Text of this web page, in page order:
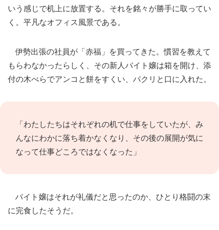
いう感じで机上に放置する。それを銘々が勝手に取ってい
く。平凡なオフィス風景である。
伊勢出張の社員が「赤福」を買ってきた。慣習を教えて
もらわなかったらしく、その新人バイト嬢は箱を開け、添
付の木べらでアンコと餅をすくい、パクリと口に入れた。
「わたしたちはそれぞれの机で仕事をしていたが、み
んなにわかに落ち着かなくなり、その後の展開が気に
なって仕事どころではなくなった」
バイト嬢はそれが礼儀だと思ったのか、ひとり格闘の末
に完食したそうだ。